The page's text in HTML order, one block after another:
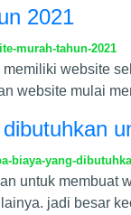
2021
murah-tahun-2021
website
website mulai
biaya-yang-
untuk membuat
jadi besar